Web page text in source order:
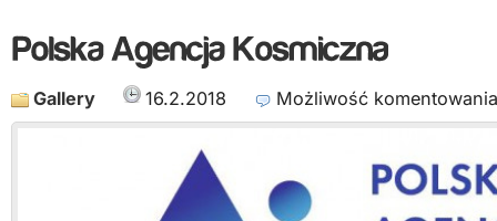
Gallery 16.2.2018 Możliwość